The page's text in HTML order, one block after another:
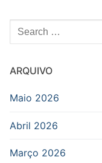
Pesquisar
por:
ARQUIVO
Maio 2026
Abril 2026
Março 2026